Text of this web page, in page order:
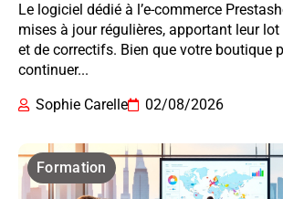
Le logiciel dédié à l’e-commerce
mises à jour régulières, apportant leur lot
et de correctifs. Bien que votre boutique
continuer...
Sophie Carelle
02/08/2026
Formation